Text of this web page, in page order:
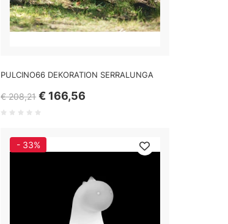
PULCINO66 DEKORATION SERRALUNGA
€ 208,21 € 166,56
- 33%